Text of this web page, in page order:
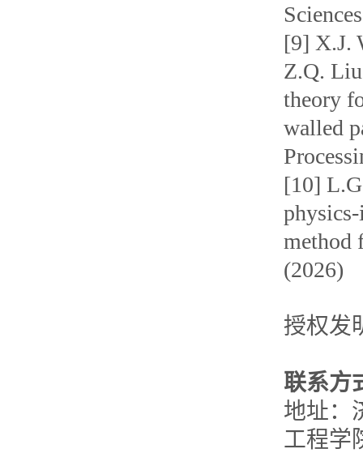
[9] X.J.
Z.Q.
theory
walled
[10]
method
(2026)
授权发
联系方
地址：
工程学